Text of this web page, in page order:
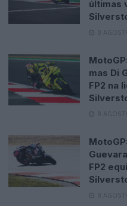
últimas
8
mas Di
FP2 na
8
FP2
8